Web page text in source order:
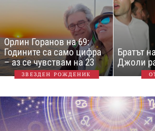
Орлин Горанов на 69:
Годините са само цифра
– аз се чувствам на 23
ЗВЕЗДЕН РОЖДЕНИК
Братът
Джоли